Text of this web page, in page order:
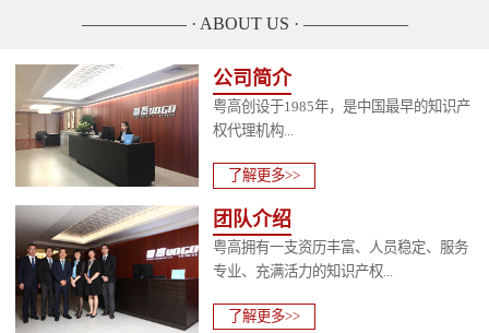
—————— · ABOUT US · ——————
公司简介
粤高创设于1985年，是中国最早的知识产
权代理机构...
了解更多>>
团队介绍
粤高拥有一支资历丰富、人员稳定、服务
专业、充满活力的知识产权...
了解更多>>